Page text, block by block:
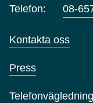
Telefon: 08-
Kontakta oss
Press
Telefonvägledning